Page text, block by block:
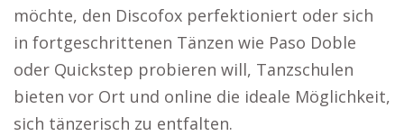
möchte, den Discofox perfektioniert oder sich
in fortgeschrittenen Tänzen wie Paso Doble
oder Quickstep probieren will, Tanzschulen
bieten vor Ort und online die ideale Möglichkeit,
sich tänzerisch zu entfalten.